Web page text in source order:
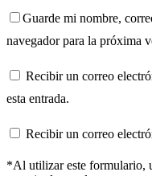
Guarde mi nombre,
navegador para la próxima
Recibir un correo
esta entrada.
Recibir un correo
*Al utilizar este formulario,